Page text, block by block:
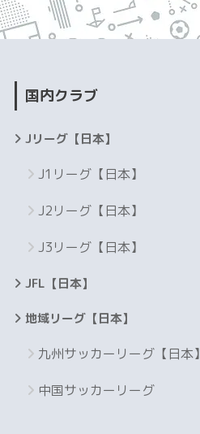
国内クラブ
Jリーグ【日本】
J1リーグ【日本】
J2リーグ【日本】
J3リーグ【日本】
JFL【日本】
地域リーグ【日本】
九州サッカーリーグ【日本】
中国サッカーリーグ